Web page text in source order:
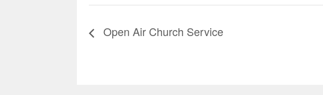
Open Air Church Service